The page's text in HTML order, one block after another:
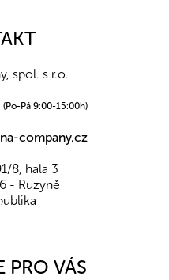
spol. s r.o.
(Po-Pá 9:00-15:00h)
company.cz
8, hala 3
- Ruzyně
PRO VÁS